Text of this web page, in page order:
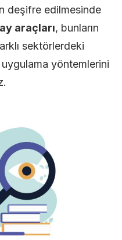
deşifre edilmesinde
araçları, bunların
farklı sektörlerdeki
uygulama yöntemlerini